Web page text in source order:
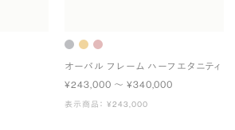
オーバル フレーム ハーフエタニティ
¥243,000 〜 ¥340,000
表示商品： ¥243,000